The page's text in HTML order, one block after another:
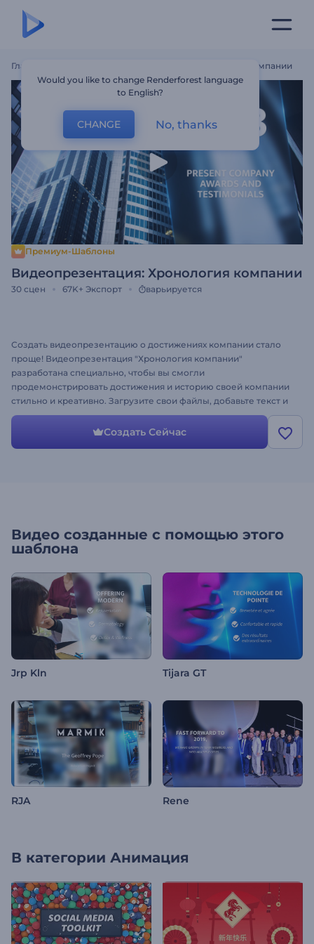
Главная Видеопрезентация: Хронология Компании
Премиум-Шаблоны
Видеопрезентация: Хронология компании
30 сцен 67K+ Экспорт варьируется
Создать видеопрезентацию о достижениях компании стало
проще! Видеопрезентация "Хронология компании"
разработана специально, чтобы вы смогли
продемонстрировать достижения и историю своей компании
стильно и креативно. Загрузите свои файлы, добавьте текст и
впечатлите коллег эффектной видеопрезентацией. Шаблон
идеально подходит для оформления корпоративных
презентаций, годовых отчетов, презентации истории
Создать Сейчас
Видео созданные с помощью этого
шаблона
Jrp Kln Tijara GT
RJA Rene
В категории Анимация
Would you like to change Renderforest language
to English?
CHANGE No, thanks